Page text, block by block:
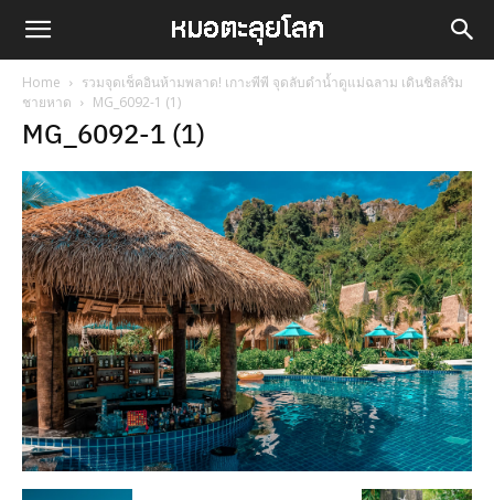
Home
รวมจุดเช็คอินห้ามพลาด! เกาะพีพี จุดลับดำน้ำดูแม่ฉลาม เดินชิลล์ริม
ชายหาด
MG_6092-1 (1)
MG_6092-1 (1)